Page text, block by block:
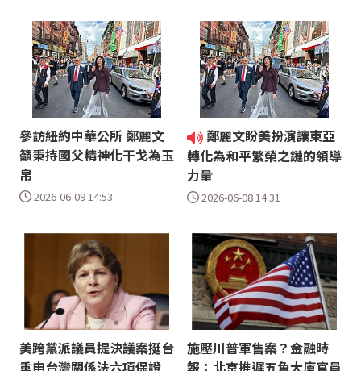
參訪紐約中華公所 鄭麗文
籲秉持國父精神化干戈為玉
帛
2026-06-09 14:53
鄭麗文盼美扮演讓東亞
轉化為和平繁榮之鏈的領導
力量
2026-06-08 14:31
美跨黨派議員提決議案挺台
重申台灣關係法六項保證
施壓川普軍售案？金融時
報：北京推遲五角大廈官員